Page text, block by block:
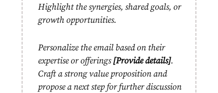
Highlight the synergies, shared goals, or
growth opportunities.
Personalize the email based on their
expertise or offerings[Provide details].
Craft a strong value proposition and
propose a next step for further discussion